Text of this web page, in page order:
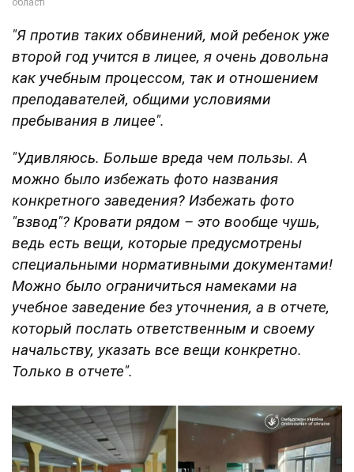
"Я против таких обвинений, мой ребенок уже
второй год учится в лицее, я очень довольна
как учебным процессом, так и отношением
преподавателей, общими условиями
пребывания в лицее".
"Удивляюсь. Больше вреда чем пользы. А
можно было избежать фото названия
конкретного заведения? Избежать фото
"взвод"? Кровати рядом – это вообще чушь,
ведь есть вещи, которые предусмотрены
специальными нормативными документами!
Можно было ограничиться намеками на
учебное заведение без уточнения, а в отчете,
который послать ответственным и своему
начальству, указать все вещи конкретно.
Только в отчете".